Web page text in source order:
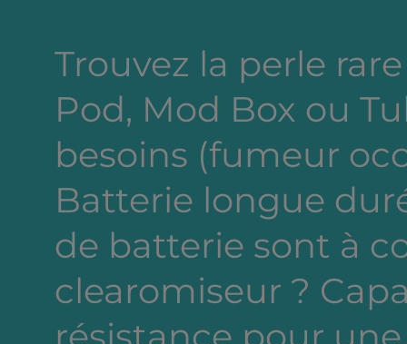
Trouvez la perle
Pod, Mod Box ou
besoins (fumeur
Batterie longue
de batterie sont à
clearomiseur ?